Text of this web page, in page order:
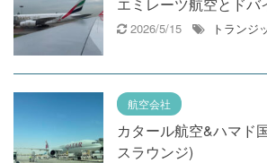
2026/5/15 トランジ
航空会社
カタール航空&ハマド
スラウンジ)